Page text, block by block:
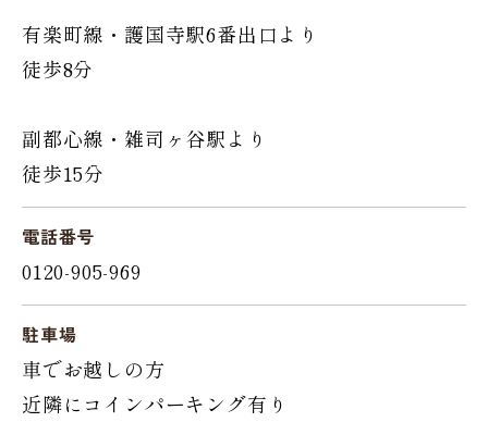
有楽町線・護国寺駅6番出口より
徒歩8分
副都心線・雑司ヶ谷駅より
徒歩15分
電話番号
0120-905-969
駐車場
車でお越しの方
近隣にコインパーキング有り